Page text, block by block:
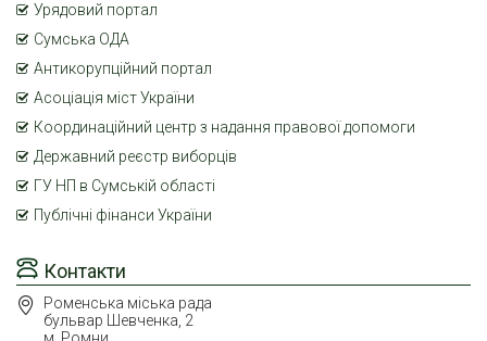
Контакти
Роменська міська рада
бульвар Шевченка, 2
Урядовий портал
Сумська ОДА
Антикорупційний портал
Асоціація міст України
Координаційний центр з надання правової допомоги
Державний реєстр виборців
ГУ НП в Сумській області
Публічні фінанси України